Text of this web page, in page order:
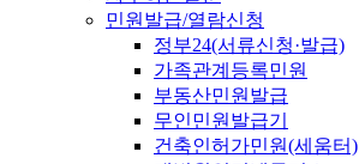
민원발급/열람신청
정부24(서류신청·발급)
가족관계등록민원
부동산민원발급
무인민원발급기
건축인허가민원(세움터)